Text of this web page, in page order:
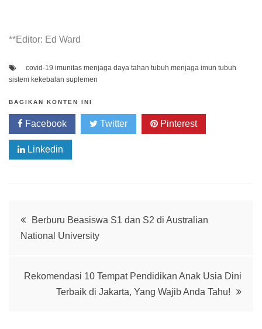
**Editor: Ed Ward
covid-19 imunitas menjaga daya tahan tubuh menjaga imun tubuh
sistem kekebalan suplemen
BAGIKAN KONTEN INI
Facebook Twitter Pinterest
Linkedin
Post
navigation
Berburu Beasiswa S1 dan S2 di Australian
National University
Rekomendasi 10 Tempat Pendidikan Anak Usia Dini
Terbaik di Jakarta, Yang Wajib Anda Tahu!